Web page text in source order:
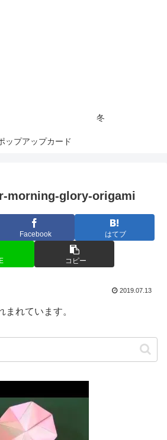
冬
ップアップカード
morning-glory-origami
Facebook はてブ
コピー
2019.07.13
れています。